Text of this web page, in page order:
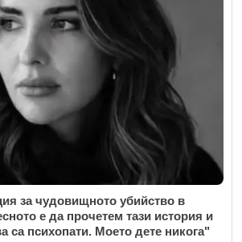
за чудовищното убийство в
е да прочетем тази история и
са психопати. Моето дете никога"